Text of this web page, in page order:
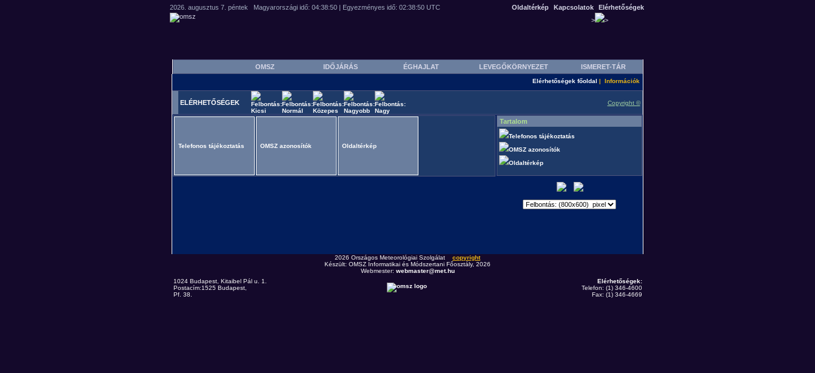
Elérhetőségek
Kapcsolatok
Oldaltérkép
>
>
OMSZ IDŐJÁRÁS ÉGHAJLAT LEVEGŐKÖRNYEZET ISMERET-TÁR
Elérhetőségek főoldal Információk
ELÉRHETŐSÉGEK Copyright ©
Telefonos tájékoztatás OMSZ azonosítók Oldaltérkép
Tartalom
Telefonos tájékoztatás
OMSZ azonosítók
Oldaltérkép
2026 Országos Meteorológiai Szolgálat copyright
Készült: OMSZ Informatikai és Módszertani Főosztály, 2026
Webmester: webmaster@met.hu
1024 Budapest, Kitaibel Pál u. 1.
Postacím:1525 Budapest,
Pf. 38.
Elérhetőségek:
Telefon: (1) 346-4600
Fax: (1) 346-4669